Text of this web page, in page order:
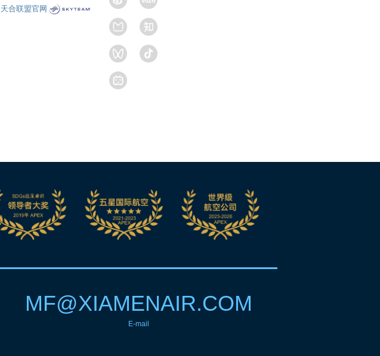
天合联盟官网
MF@XIAMENAIR.COM
E-mail